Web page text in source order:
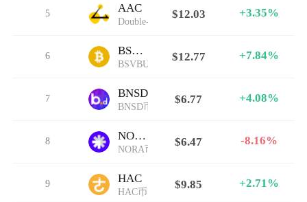
5 AAC
Double-A Chain
$12.03 +3.35%
6 BSVBULL
BSVBULL币
$12.77 +7.84%
7 BNSD
BNSD币
$6.77 +4.08%
8 NORA
NORA币
$6.47 -8.16%
9 HAC
HAC币
$9.85 +2.71%